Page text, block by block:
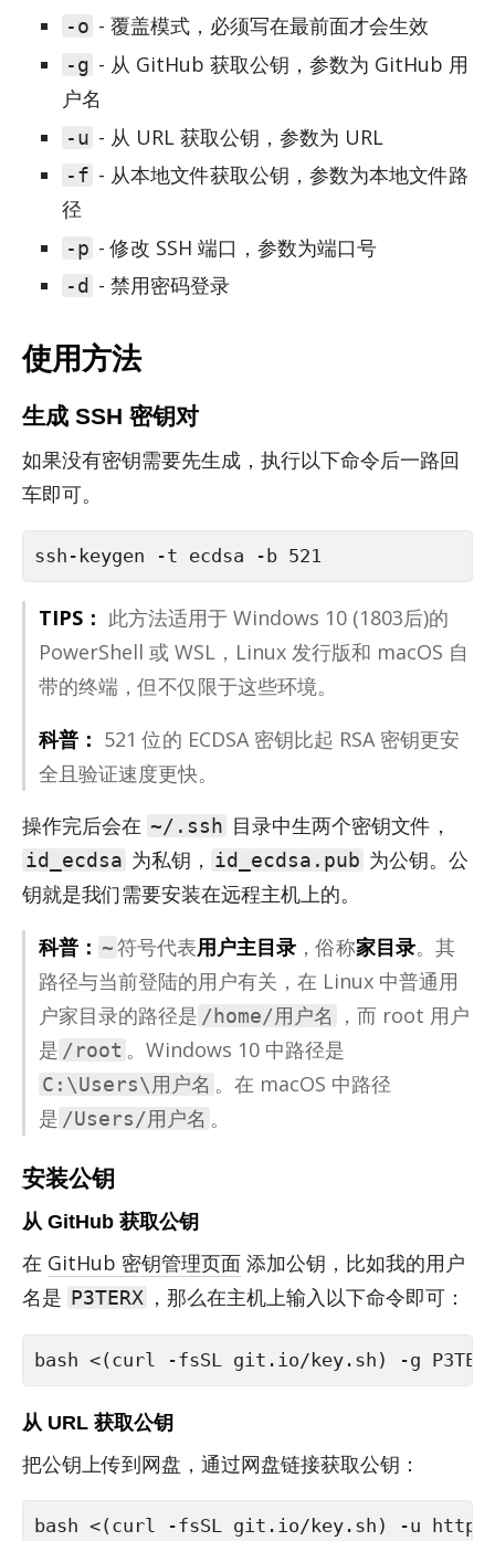
-o - 覆盖模式，必须写在最前面才会生效
-g - 从 GitHub 获取公钥，参数为 GitHub 用
户名
-u - 从 URL 获取公钥，参数为 URL
-f - 从本地文件获取公钥，参数为本地文件路
径
-p - 修改 SSH 端口，参数为端口号
-d - 禁用密码登录
使用方法
生成 SSH 密钥对
如果没有密钥需要先生成，执行以下命令后一路回
车即可。
ssh-keygen -t ecdsa -b 521
TIPS： 此方法适用于 Win­dows 10 (1803后)的
Pow­er­Shell 或 WSL，Linux 发行版和 ma­cOS 自
带的终端，但不仅限于这些环境。
科普： 521 位的 ECDSA 密钥比起 RSA 密钥更安
全且验证速度更快。
操作完后会在 ~/.ssh 目录中生两个密钥文件，
id_ecdsa 为私钥， id_ecdsa.pub 为公钥。公
钥就是我们需要安装在远程主机上的。
科普： ~符号代表用户主目录 ，俗称家目录。其
路径与当前登陆的用户有关，在 Linux 中普通用
户家目录的路径是 /home/用户名
，而 root 用户
是 /root 。Win­dows 10 中路径是
C:\Users\用户名 。在 ma­cOS 中路径
是 /Users/用户名 。
安装公钥
从 GitHub 获取公钥
在 GitHub 密钥管理页面 添加公钥，比如我的用户
名是 P3TERX ，那么在主机上输入以下命令即可：
bash <(curl -fsSL git.io/key.sh) -g
从 URL 获取公钥
把公钥上传到网盘，通过网盘链接获取公钥：
bash <(curl -fsSL git.io/key.sh) -u